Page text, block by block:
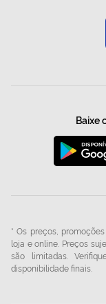
Baixe
* Os preços,
loja e online. Preços
são limitadas.
disponibilidade finais.